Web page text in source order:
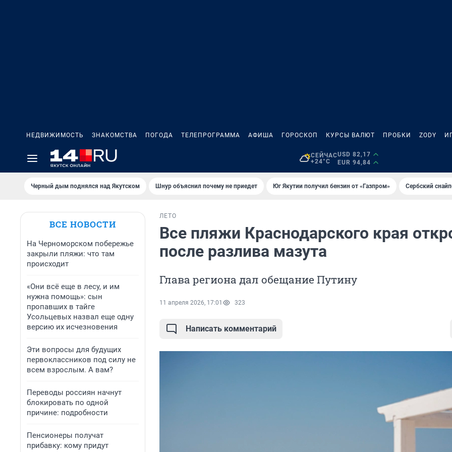
НЕДВИЖИМОСТЬ ЗНАКОМСТВА ПОГОДА ТЕЛЕПРОГРАММА АФИША ГОРОСКОП КУРСЫ ВАЛЮТ ПРОБКИ ZODY
СЕЙЧАС
+24°C
USD 82,17
EUR 94,84
Черный дым поднялся над Якутском Шнур объяснил почему не приедет Юг Якутии получил бензин от «Газпром» Сербский
ВСЕ НОВОСТИ
На Черноморском побережье
закрыли пляжи: что там
происходит
«Они всё еще в лесу, и им
нужна помощь»: сын
пропавших в тайге
Усольцевых назвал еще одну
версию их исчезновения
Эти вопросы для будущих
первоклассников под силу не
всем взрослым. А вам?
Переводы россиян начнут
блокировать по одной
причине: подробности
Пенсионеры получат
прибавку: кому придут
ЛЕТО
Все пляжи Краснодарского края
после разлива мазута
Глава региона дал обещание Путину
11 апреля 2026, 17:01 323
Написать комментарий